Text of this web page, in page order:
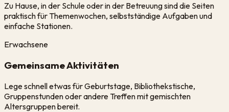
Zu Hause, in der Schule oder in der Betreuung sind die Seiten
praktisch für Themenwochen, selbstständige Aufgaben und
einfache Stationen.
Erwachsene
Gemeinsame Aktivitäten
Lege schnell etwas für Geburtstage, Bibliothekstische,
Gruppenstunden oder andere Treffen mit gemischten
Altersgruppen bereit.